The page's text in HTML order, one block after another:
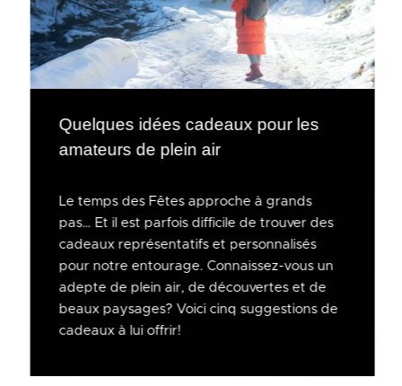
Quelques idées cadeaux pour les
amateurs de plein air
Le temps des Fêtes approche à grands
pas… Et il est parfois difficile de trouver des
cadeaux représentatifs et personnalisés
pour notre entourage. Connaissez-vous un
adepte de plein air, de découvertes et de
beaux paysages? Voici cinq suggestions de
cadeaux à lui offrir!